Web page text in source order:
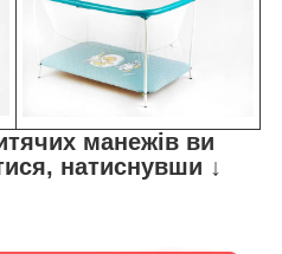
манежів ви
натиснувши ↓